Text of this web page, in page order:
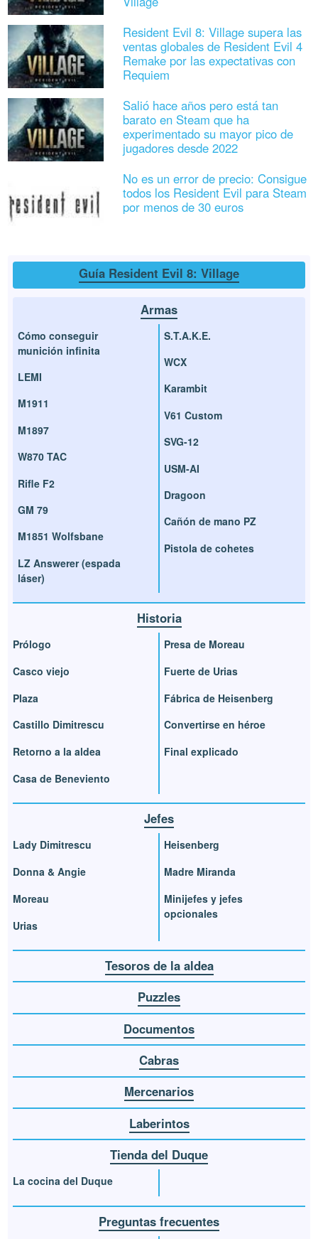
Resident Evil 8: Village supera las
ventas globales de Resident Evil 4
Remake por las expectativas con
Requiem
Salió hace años pero está tan
barato en Steam que ha
experimentado su mayor pico de
jugadores desde 2022
No es un error de precio: Consigue
todos los Resident Evil para Steam
por menos de 30 euros
Guía Resident Evil 8: Village
Armas
Cómo conseguir
munición infinita
LEMI
M1911
M1897
W870 TAC
Rifle F2
GM 79
M1851 Wolfsbane
LZ Answerer (espada
láser)
S.T.A.K.E.
WCX
Karambit
V61 Custom
SVG-12
USM-AI
Dragoon
Cañón de mano PZ
Pistola de cohetes
Historia
Prólogo
Casco viejo
Plaza
Castillo Dimitrescu
Retorno a la aldea
Casa de Beneviento
Presa de Moreau
Fuerte de Urias
Fábrica de Heisenberg
Convertirse en héroe
Final explicado
Jefes
Lady Dimitrescu
Donna & Angie
Moreau
Urias
Heisenberg
Madre Miranda
Minijefes y jefes
opcionales
Tesoros de la aldea
Puzzles
Documentos
Cabras
Mercenarios
Laberintos
Tienda del Duque
La cocina del Duque
Preguntas frecuentes